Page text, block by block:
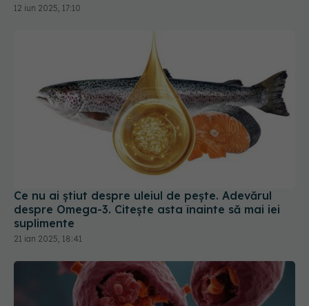
12 iun 2025, 17:10
Ce nu ai știut despre uleiul de pește. Adevărul
despre Omega-3. Citește asta înainte să mai iei
suplimente
21 ian 2025, 18:41